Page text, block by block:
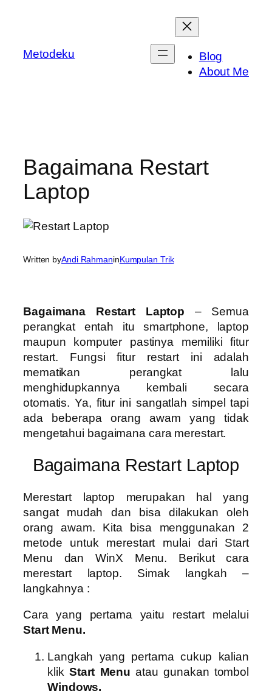
Metodeku
Blog
About Me
Bagaimana Restart
Laptop
Written byAndi RahmaninKumpulan Trik
Bagaimana Restart Laptop – Semua
perangkat entah itu smartphone, laptop
maupun komputer pastinya memiliki fitur
restart. Fungsi fitur restart ini adalah
mematikan perangkat lalu
menghidupkannya kembali secara
otomatis. Ya, fitur ini sangatlah simpel tapi
ada beberapa orang awam yang tidak
mengetahui bagaimana cara merestart.
Bagaimana Restart Laptop
Merestart laptop merupakan hal yang
sangat mudah dan bisa dilakukan oleh
orang awam. Kita bisa menggunakan 2
metode untuk merestart mulai dari Start
Menu dan WinX Menu. Berikut cara
merestart laptop. Simak langkah –
langkahnya :
Cara yang pertama yaitu restart melalui
Start Menu.
Langkah yang pertama cukup kalian
klik Start Menu atau gunakan tombol
Windows.